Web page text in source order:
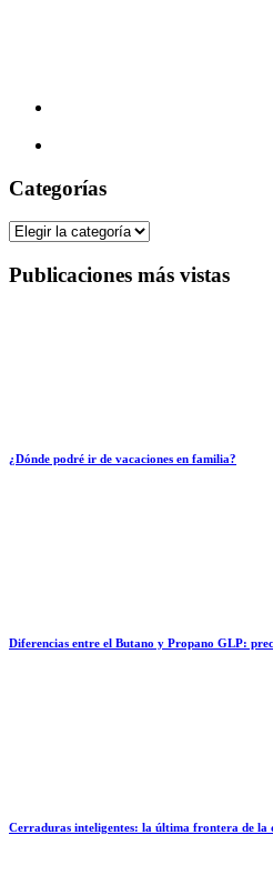
Categorías
Categorías
Publicaciones más vistas
¿Dónde podré ir de vacaciones en familia?
Diferencias entre el Butano y Propano GLP:
Cerraduras inteligentes: la última frontera de la